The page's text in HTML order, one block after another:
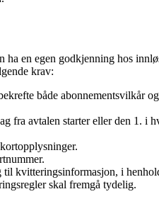
ha en egen godkjenning hos
krav:
både abonnementsvilkår
fra avtalen starter eller den 1. i
kvitteringsinformasjon, i
skal fremgå tydelig.